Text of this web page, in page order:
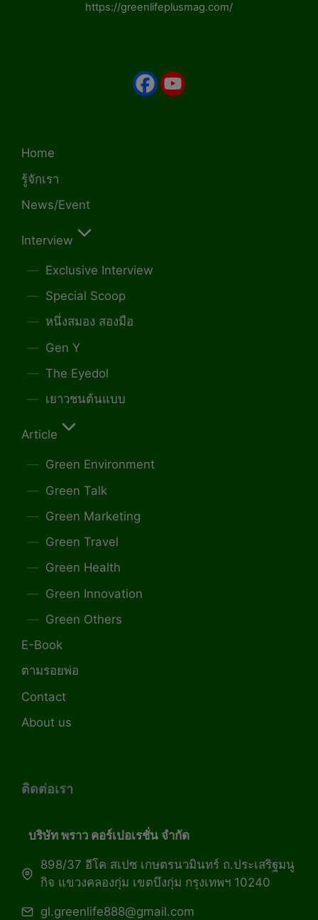
https://greenlifeplusmag.com/
Home
รู้จักเรา
News/Event
Interview
Exclusive Interview
Special Scoop
หนึ่งสมอง สองมือ
Gen Y
The Eyedol
เยาวชนต้นแบบ
Article
Green Environment
Green Talk
Green Marketing
Green Travel
Green Health
Green Innovation
Green Others
E-Book
ตามรอยพ่อ
Contact
About us
ติดต่อเรา
บริษัท พราว คอร์เปอเรชั่น จำกัด
898/37 อีโค สเปซ เกษตรนวมินทร์ ถ.ประเสริฐมนู
กิจ แขวงคลองกุ่ม เขตบึงกุ่ม กรุงเทพฯ 10240
gl.greenlife888@gmail.com